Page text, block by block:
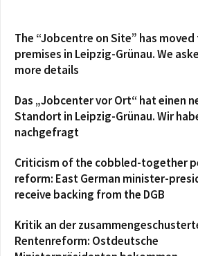
The “Jobcentre on Site” has
premises in Leipzig-Grünau. We
more details
Das „Jobcenter vor Ort“ hat einen
Standort in Leipzig-Grünau. Wir
nachgefragt
Criticism of the cobbled-together
reform: East German minister-
receive backing from the DGB
Kritik an der
Rentenreform: Ostdeutsche